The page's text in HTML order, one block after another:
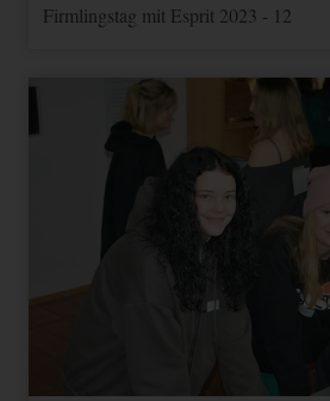
Firmlingstag mit Esprit 2023 - 12